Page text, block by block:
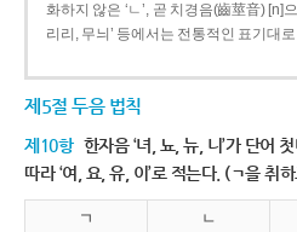
화하지 않은 ‘ㄴ’, 곧 치경음(齒莖音) [n]
리리, 무늬’ 등에서는 전통적인 표기대로
제5절 두음 법칙
제10항 한자음 ‘녀, 뇨, 뉴, 니’가 단어
따라 ‘여, 요, 유, 이’로 적는다. (ㄱ을 취
ㄱ ㄴ